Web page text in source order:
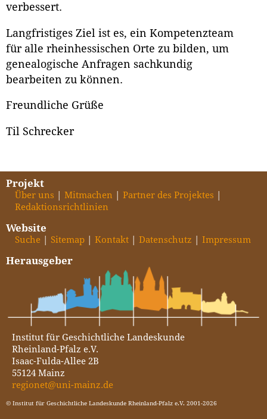
verbessert.
Langfristiges Ziel ist es, ein Kompetenzteam
für alle rheinhessischen Orte zu bilden, um
genealogische Anfragen sachkundig
bearbeiten zu können.
Freundliche Grüße
Til Schrecker
Projekt
Über uns Mitmachen
Partner des Projektes
Redaktionsrichtlinien
Website
Suche Sitemap Kontakt Datenschutz Impressum
Herausgeber
Institut für Geschichtliche Landeskunde
Rheinland-Pfalz e.V.
Isaac-Fulda-Allee 2B
55124 Mainz
regionet@uni-mainz.de
© Institut für Geschichtliche Landeskunde Rheinland-Pfalz e.V. 2001-2026